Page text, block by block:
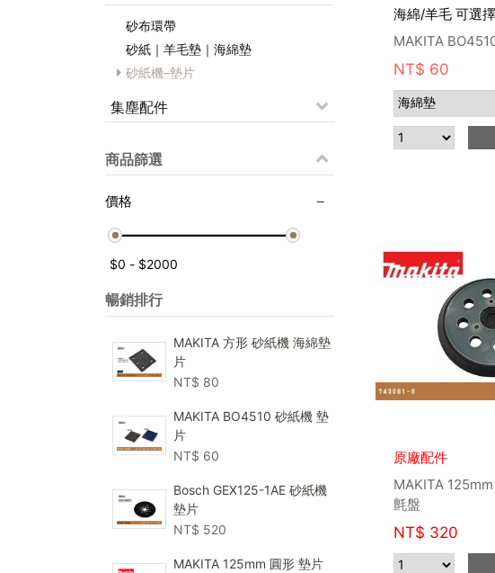
砂布環帶
砂紙｜羊毛墊｜海綿墊
砂紙機–墊片
集塵配件
商品篩選
價格
暢銷排行
MAKITA 方形 砂紙機 海綿墊
片
NT$ 80
MAKITA BO4510 砂紙機 墊
片
NT$ 60
Bosch GEX125-1AE 砂紙機
墊片
NT$ 520
MAKITA 125mm 圓形 墊片
海綿/羊毛 可選擇
MAKITA
NT$ 60
原廠配件
MAKITA
氈盤
NT$ 320